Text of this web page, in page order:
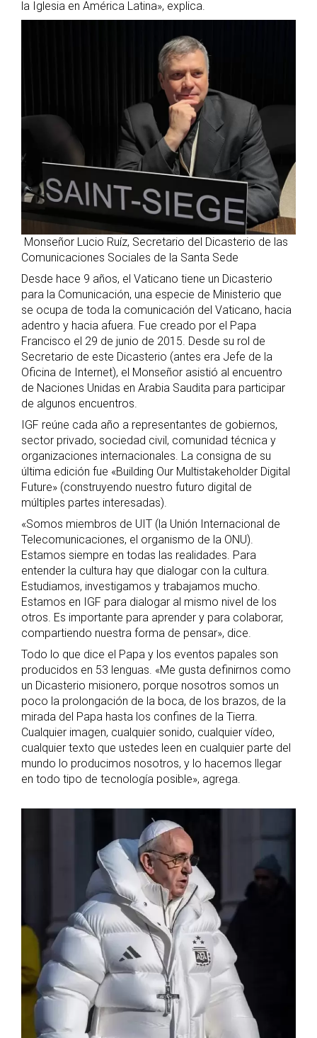
la Iglesia en América Latina», explica.
Monseñor Lucio Ruíz, Secretario del Dicasterio de las
Comunicaciones Sociales de la Santa Sede
Desde hace 9 años, el Vaticano tiene un Dicasterio
para la Comunicación, una especie de Ministerio que
se ocupa de toda la comunicación del Vaticano, hacia
adentro y hacia afuera. Fue creado por el Papa
Francisco el 29 de junio de 2015. Desde su rol de
Secretario de este Dicasterio (antes era Jefe de la
Oficina de Internet), el Monseñor asistió al encuentro
de Naciones Unidas en Arabia Saudita para participar
de algunos encuentros.
IGF reúne cada año a representantes de gobiernos,
sector privado, sociedad civil, comunidad técnica y
organizaciones internacionales. La consigna de su
última edición fue «Building Our Multistakeholder Digital
Future» (construyendo nuestro futuro digital de
múltiples partes interesadas).
«Somos miembros de UIT (la Unión Internacional de
Telecomunicaciones, el organismo de la ONU).
Estamos siempre en todas las realidades. Para
entender la cultura hay que dialogar con la cultura.
Estudiamos, investigamos y trabajamos mucho.
Estamos en IGF para dialogar al mismo nivel de los
otros. Es importante para aprender y para colaborar,
compartiendo nuestra forma de pensar», dice.
Todo lo que dice el Papa y los eventos papales son
producidos en 53 lenguas. «Me gusta definirnos como
un Dicasterio misionero, porque nosotros somos un
poco la prolongación de la boca, de los brazos, de la
mirada del Papa hasta los confines de la Tierra.
Cualquier imagen, cualquier sonido, cualquier vídeo,
cualquier texto que ustedes leen en cualquier parte del
mundo lo producimos nosotros, y lo hacemos llegar
en todo tipo de tecnología posible», agrega.